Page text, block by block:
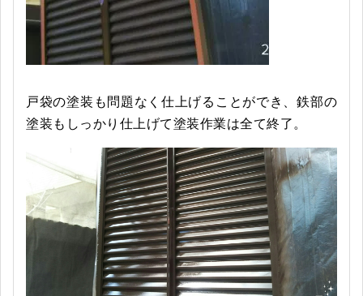
戸袋の塗装も問題なく仕上げることができ、鉄部の
塗装もしっかり仕上げて塗装作業は全て終了。